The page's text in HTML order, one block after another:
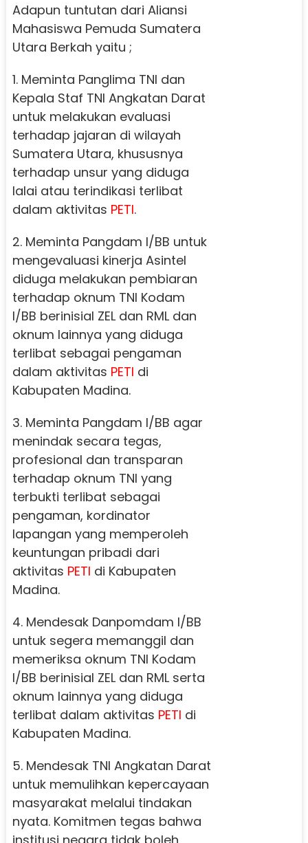
Adapun tuntutan dari Aliansi
Mahasiswa Pemuda Sumatera
Utara Berkah yaitu ;
1. Meminta Panglima TNI dan
Kepala Staf TNI Angkatan Darat
untuk melakukan evaluasi
terhadap jajaran di wilayah
Sumatera Utara, khususnya
terhadap unsur yang diduga
lalai atau terindikasi terlibat
dalam aktivitas PETI.
2. Meminta Pangdam I/BB untuk
mengevaluasi kinerja Asintel
diduga melakukan pembiaran
terhadap oknum TNI Kodam
I/BB berinisial ZEL dan RML dan
oknum lainnya yang diduga
terlibat sebagai pengaman
dalam aktivitas PETI di
Kabupaten Madina.
3. Meminta Pangdam I/BB agar
menindak secara tegas,
profesional dan transparan
terhadap oknum TNI yang
terbukti terlibat sebagai
pengaman, kordinator
lapangan yang memperoleh
keuntungan pribadi dari
aktivitas PETI di Kabupaten
Madina.
4. Mendesak Danpomdam I/BB
untuk segera memanggil dan
memeriksa oknum TNI Kodam
I/BB berinisial ZEL dan RML serta
oknum lainnya yang diduga
terlibat dalam aktivitas PETI di
Kabupaten Madina.
5. Mendesak TNI Angkatan Darat
untuk memulihkan kepercayaan
masyarakat melalui tindakan
nyata. Komitmen tegas bahwa